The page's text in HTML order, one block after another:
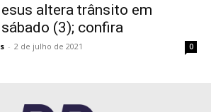
altera trânsito em
(3); confira
- 2 de julho de 2021 0